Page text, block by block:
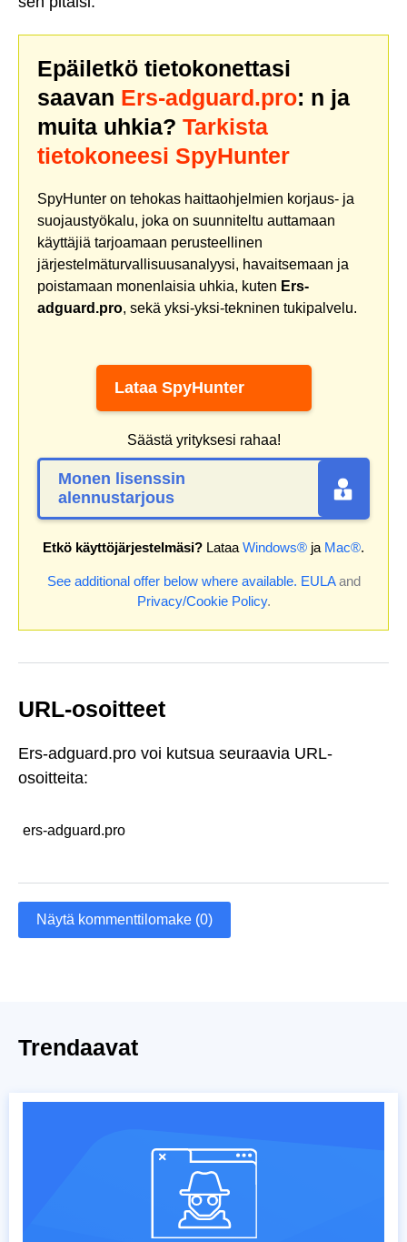
Epäiletkö tietokonettasi
saavan Ers-adguard.pro: n ja
muita uhkia? Tarkista
tietokoneesi SpyHunter
SpyHunter on tehokas haittaohjelmien korjaus- ja
suojaustyökalu, joka on suunniteltu auttamaan
käyttäjiä tarjoamaan perusteellinen
järjestelmäturvallisuusanalyysi, havaitsemaan ja
poistamaan monenlaisia uhkia, kuten Ers-
adguard.pro, sekä yksi-yksi-tekninen tukipalvelu.
Lataa SpyHunter
Säästä yrityksesi rahaa!
Monen lisenssin
alennustarjous
Etkö käyttöjärjestelmäsi? Lataa Windows® ja Mac®.
See additional offer below where available. EULAand
Privacy/Cookie Policy.
URL-osoitteet
Ers-adguard.pro voi kutsua seuraavia URL-
osoitteita:
ers-adguard.pro
Näytä kommenttilomake (0)
Trendaavat